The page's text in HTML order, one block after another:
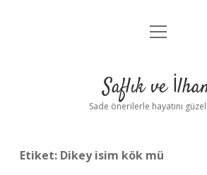
Anasayfa
Yasal Uyarı
menüyü
Saflık ve
Sade önerilerle hayatını
Etiket: Dikey isim kök mü